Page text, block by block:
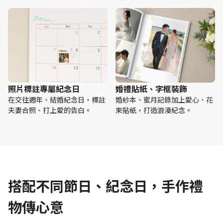
照片標註專屬紀念日
在交往週年、結婚紀念日，標註
夫妻合照、打上愛的告白。
婚禮貼紙、字框裝飾
婚紗本、蜜月記錄加上愛心、花
束貼紙，打造浪漫紀念。
搭配不同節日、紀念日，手作禮
物傳心意